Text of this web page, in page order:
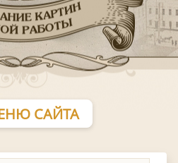
САЙТА